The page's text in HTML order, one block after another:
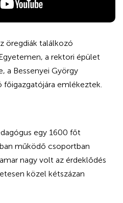
öregdiák találkozó
a rektori épület
a Bessenyei György
főigazgatójára emlékeztek.
egy 1600 főt
működő csoportban
nagy volt az érdeklődés
közel kétszázan